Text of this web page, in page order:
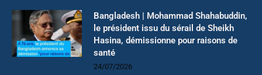
Bangladesh | Mohammad Shahabuddin,
le président issu du sérail de Sheikh
Hasina, démissionne pour raisons de
santé
24/07/2026